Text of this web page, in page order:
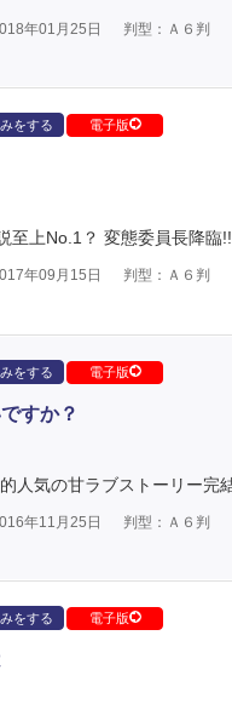
年01月25日 判型：Ａ６判
をする 電子版
至上No.1？ 変態委員長降臨!!
年09月15日 判型：Ａ６判
をする 電子版
すか？
人気の甘ラブストーリー完
年11月25日 判型：Ａ６判
をする 電子版